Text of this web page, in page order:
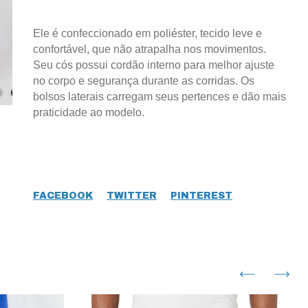
Ele é confeccionado em poliéster, tecido leve e
confortável, que não atrapalha nos movimentos.
Seu cós possui cordão interno para melhor ajuste
no corpo e segurança durante as corridas. Os
bolsos laterais carregam seus pertences e dão mais
praticidade ao modelo.
FACEBOOK TWITTER PINTEREST